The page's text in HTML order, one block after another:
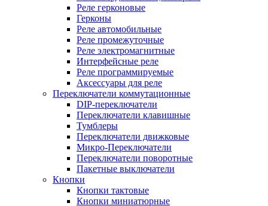
Реле герконовые
Герконы
Реле автомобильные
Реле промежуточные
Реле электромагнитные
Интерфейсные реле
Реле программируемые
Аксессуары для реле
Переключатели коммутационные
DIP-переключатели
Переключатели клавишные
Тумблеры
Переключатели движковые
Микро-Переключатели
Переключатели поворотные
Пакетные выключатели
Кнопки
Кнопки тактовые
Кнопки миниатюрные